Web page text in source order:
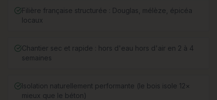
Filière française structurée : Douglas, mélèze, épicéa
locaux
Chantier sec et rapide : hors d'eau hors d'air en 2 à 4
semaines
Isolation naturellement performante (le bois isole 12×
mieux que le béton)